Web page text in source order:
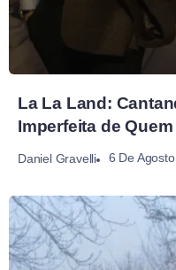
La La Land:
Imperfeita de
Daniel Gravelli 6 De